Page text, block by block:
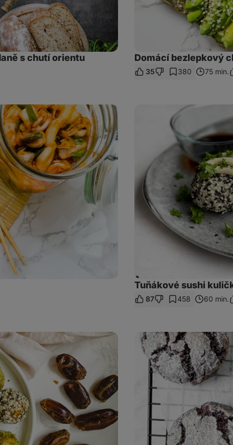
s chutí orientu Domácí bezlepkový
35 380 75 min.
Tuňákové sushi
87 458 60 min.
Vegan
čokoládové
crinkles